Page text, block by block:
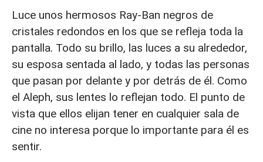
Luce unos hermosos Ray-Ban negros de
cristales redondos en los que se refleja toda la
pantalla. Todo su brillo, las luces a su alrededor,
su esposa sentada al lado, y todas las personas
que pasan por delante y por detrás de él. Como
el Aleph, sus lentes lo reflejan todo. El punto de
vista que ellos elijan tener en cualquier sala de
cine no interesa porque lo importante para él es
sentir.